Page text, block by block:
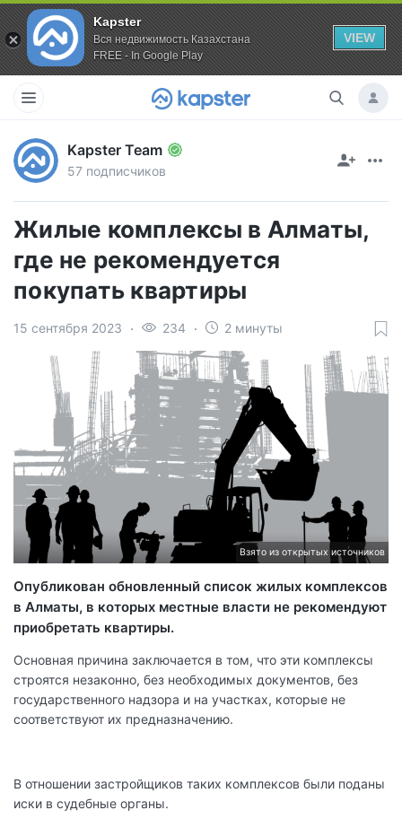
Kapster
Вся недвижимость Казахстана
FREE - In Google Play
VIEW
Kapster Team
57 подписчиков
Жилые комплексы в Алматы,
где не рекомендуется
покупать квартиры
15 сентября 2023 234 2 минуты
Взято из открытых источников
Опубликован обновленный список жилых комплексов
в Алматы, в которых местные власти не рекомендуют
приобретать квартиры.
Основная причина заключается в том, что эти комплексы
строятся незаконно, без необходимых документов, без
государственного надзора и на участках, которые не
соответствуют их предназначению.
В отношении застройщиков таких комплексов были поданы
иски в судебные органы.